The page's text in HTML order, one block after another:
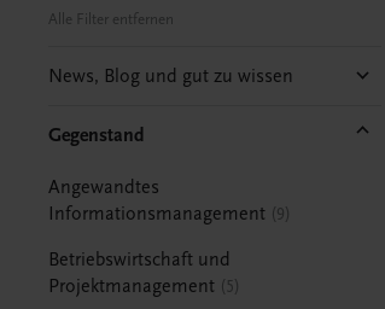
Alle Filter entfernen
News, Blog und gut zu wissen
Gegenstand
Angewandtes
Informationsmanagement 9
Betriebswirtschaft und
Projektmanagement
5